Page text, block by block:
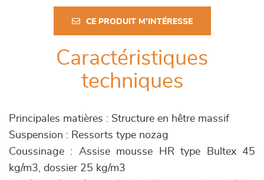
CE PRODUIT M'INTÉRESSE
Caractéristiques
techniques
Principales matières : Structure en hêtre massif
Suspension : Ressorts type nozag
Coussinage : Assise mousse HR type Bultex 45
kg/m3, dossier 25 kg/m3